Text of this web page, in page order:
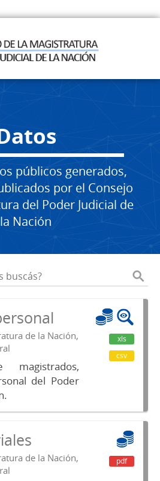
públicos generados,
por el Consejo
del Poder Judicial de
la Nación
de la Nación,
del Poder
xls
csv
de la Nación,
pdf